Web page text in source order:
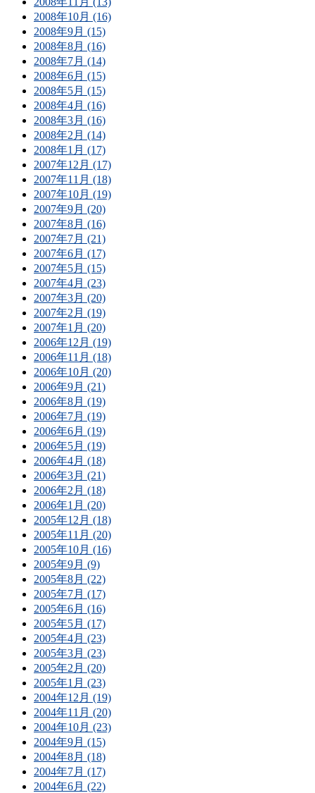
2008年10月 (16)
2008年9月 (15)
2008年8月 (16)
2008年7月 (14)
2008年6月 (15)
2008年5月 (15)
2008年4月 (16)
2008年3月 (16)
2008年2月 (14)
2008年1月 (17)
2007年12月 (17)
2007年11月 (18)
2007年10月 (19)
2007年9月 (20)
2007年8月 (16)
2007年7月 (21)
2007年6月 (17)
2007年5月 (15)
2007年4月 (23)
2007年3月 (20)
2007年2月 (19)
2007年1月 (20)
2006年12月 (19)
2006年11月 (18)
2006年10月 (20)
2006年9月 (21)
2006年8月 (19)
2006年7月 (19)
2006年6月 (19)
2006年5月 (19)
2006年4月 (18)
2006年3月 (21)
2006年2月 (18)
2006年1月 (20)
2005年12月 (18)
2005年11月 (20)
2005年10月 (16)
2005年9月 (9)
2005年8月 (22)
2005年7月 (17)
2005年6月 (16)
2005年5月 (17)
2005年4月 (23)
2005年3月 (23)
2005年2月 (20)
2005年1月 (23)
2004年12月 (19)
2004年11月 (20)
2004年10月 (23)
2004年9月 (15)
2004年8月 (18)
2004年7月 (17)
2004年6月 (22)